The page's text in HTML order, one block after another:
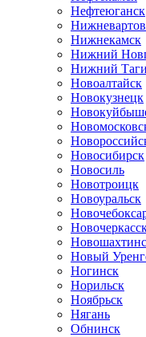
Нефтеюганск
Нижнекамск
Нижний
Нижний
Новоалтайск
Новокузнецк
Новосибирск
Новосиль
Новотроицк
Новоуральск
Новый
Ногинск
Норильск
Ноябрьск
Нягань
Обнинск